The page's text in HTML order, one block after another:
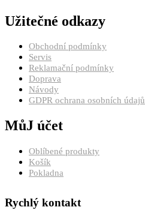
Užitečné odkazy
Obchodní podmínky
Servis
Reklamační podmínky
Doprava
Návody
GDPR ochrana osobních údajů
MůJ účet
Oblíbené produkty
Košík
Pokladna
Rychlý kontakt